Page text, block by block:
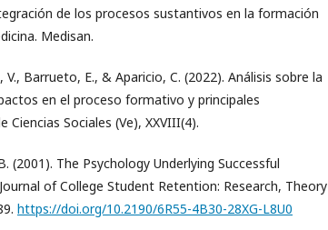
de los procesos sustantivos en la formación
Medisan.
V., Barrueto, E., & Aparicio, C. (2022). Análisis sobre la
en el proceso formativo y principales
Ciencias Sociales (Ve), XXVIII(4).
(2001). The Psychology Underlying Successful
of College Student Retention: Research, Theory
https://doi.org/10.2190/6R55-4B30-28XG-L8U0